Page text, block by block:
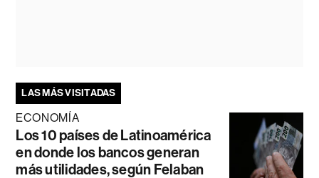
LAS MÁS VISITADAS
ECONOMÍA
Los 10 países de Latinoamérica
en donde los bancos generan
más utilidades, según Felaban